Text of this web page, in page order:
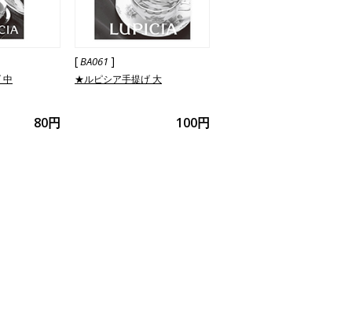
80円
[BA061 ]
★ルピシア手提げ 大
100円